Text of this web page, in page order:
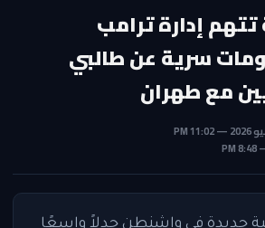
إدارة ترامب
سرية عن طالبي
مع طهران
جديدة في واشنطن جدلاً واسعًا